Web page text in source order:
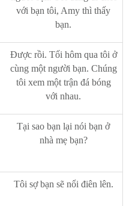
với bạn tôi, Amy thì thấy
bạn.
Được rồi. Tối hôm qua tôi ở
cùng một người bạn. Chúng
tôi xem một trận đá bóng
với nhau.
Tại sao bạn lại nói bạn ở
nhà mẹ bạn?
Tôi sợ bạn sẽ nổi điên lên.